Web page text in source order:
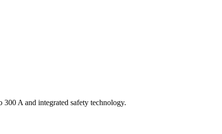
A and integrated safety technology.